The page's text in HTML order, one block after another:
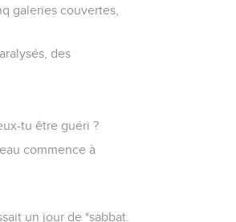
galeries couvertes,
des
tu être guéri ?
commence à
un jour de *sabbat.